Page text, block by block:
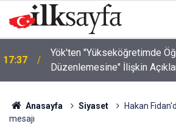
17:27
Kahramankazan'da Çıkan Arazi
Söndürüldü
Anasayfa Siyaset
Hakan
mesajı